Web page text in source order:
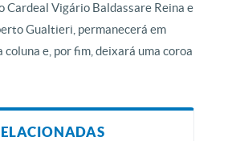
Cardeal Vigário Baldassare Reina e
Gualtieri, permanecerá em
coluna e, por fim, deixará uma coroa